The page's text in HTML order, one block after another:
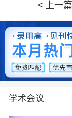
< 上一篇
学术会议